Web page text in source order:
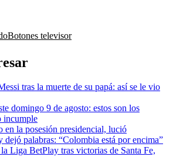
Botones televisor
tras la muerte de su papá: así se le vio
domingo 9 de agosto: estos son los
incumple
en la posesión presidencial, lució
dejó palabras: “Colombia está por encima”
Liga BetPlay tras victorias de Santa Fe,